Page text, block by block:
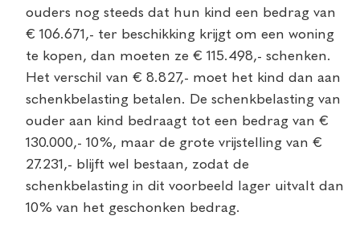
ouders nog steeds dat hun kind een bedrag van
€ 106.671,- ter beschikking krijgt om een woning
te kopen, dan moeten ze € 115.498,- schenken.
Het verschil van € 8.827,- moet het kind dan aan
schenkbelasting betalen. De schenkbelasting van
ouder aan kind bedraagt tot een bedrag van €
130.000,- 10%, maar de grote vrijstelling van €
27.231,- blijft wel bestaan, zodat de
schenkbelasting in dit voorbeeld lager uitvalt dan
10% van het geschonken bedrag.